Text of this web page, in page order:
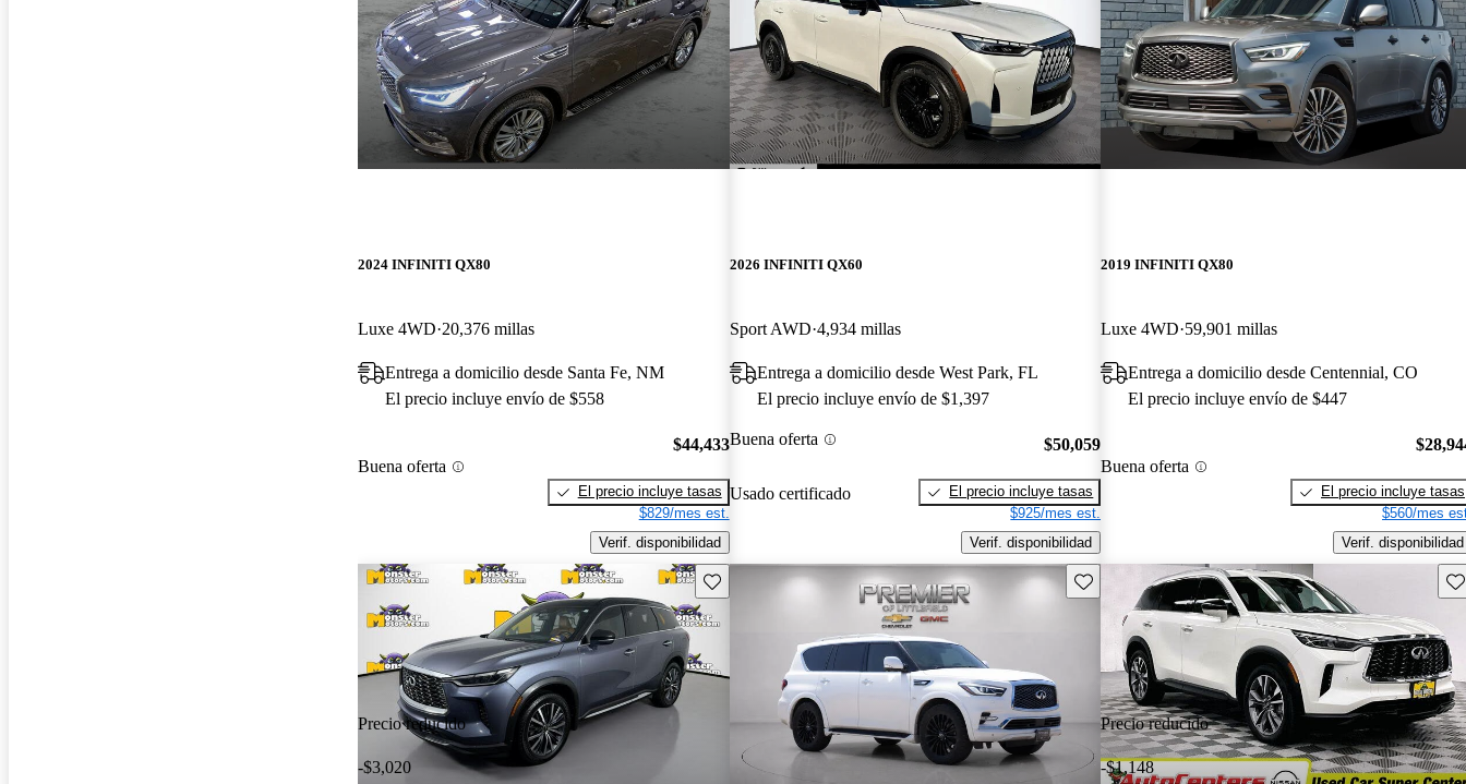
2024 INFINITI QX80
Luxe 4WD 20,376 millas
Entrega a domicilio desde Santa Fe, NM
El precio incluye envío de $558
Buena oferta
$44,433
El precio incluye tasas
$829/mes est.
Verif. disponibilidad
2026 INFINITI QX60
Sport AWD 4,934 millas
Entrega a domicilio desde West Park, FL
El precio incluye envío de $1,397
Buena oferta
Usado certificado
$50,059
El precio incluye tasas
$925/mes est.
Verif. disponibilidad
2019 INFINITI QX80
Luxe 4WD 59,901 millas
Entrega a domicilio desde Centennial, CO
El precio incluye envío de $447
Buena oferta
El precio incluye tasas
$560/mes
Verif. disponibilidad
Precio reducido
-$3,020
Guarda este Aviso Guarda este Aviso
Precio reducido
-$1,148